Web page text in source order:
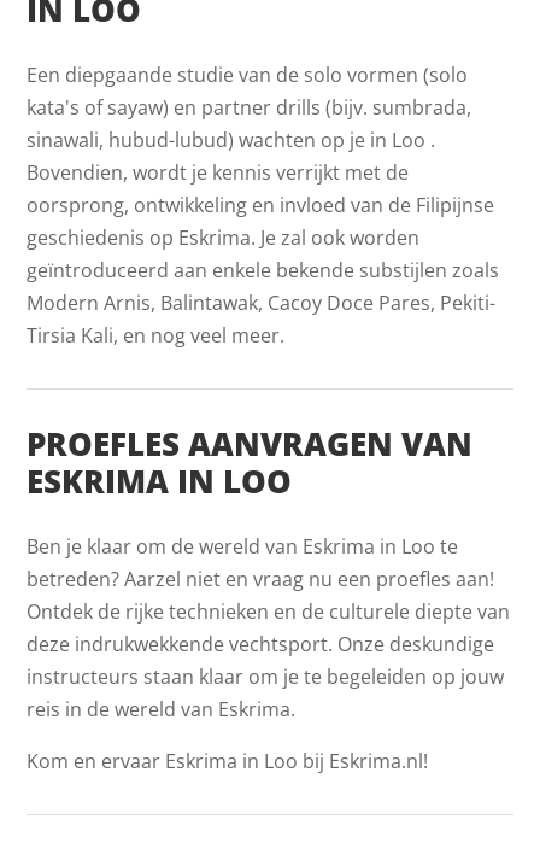
IN LOO
Een diepgaande studie van de solo vormen (solo
kata's of sayaw) en partner drills (bijv. sumbrada,
sinawali, hubud-lubud) wachten op je in Loo .
Bovendien, wordt je kennis verrijkt met de
oorsprong, ontwikkeling en invloed van de Filipijnse
geschiedenis op Eskrima. Je zal ook worden
geïntroduceerd aan enkele bekende substijlen zoals
Modern Arnis, Balintawak, Cacoy Doce Pares, Pekiti-
Tirsia Kali, en nog veel meer.
PROEFLES AANVRAGEN VAN
ESKRIMA IN LOO
Ben je klaar om de wereld van Eskrima in Loo te
betreden? Aarzel niet en vraag nu een proefles aan!
Ontdek de rijke technieken en de culturele diepte van
deze indrukwekkende vechtsport. Onze deskundige
instructeurs staan klaar om je te begeleiden op jouw
reis in de wereld van Eskrima.
Kom en ervaar Eskrima in Loo bij Eskrima.nl!